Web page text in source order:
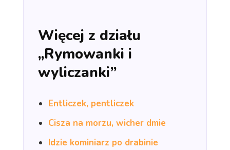
Więcej z działu
„Rymowanki i
wyliczanki”
Entliczek, pentliczek
Cisza na morzu, wicher dmie
Idzie kominiarz po drabinie